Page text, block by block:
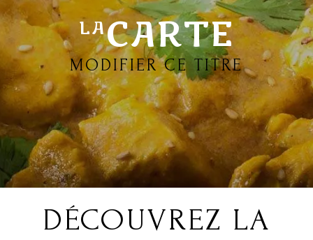
LACARTE
MODIFIER CE TITRE
DÉCOUVREZ LA